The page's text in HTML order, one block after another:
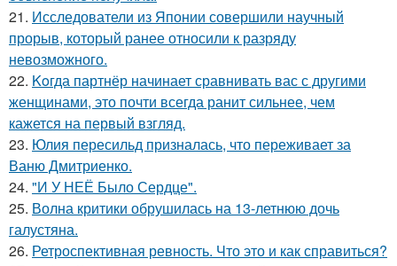
21. Исследователи из Японии совершили научный
прорыв, который ранее относили к разряду
невозможного.
22. Koгда партнёр начинает сравнивать вас с другими
женщинами, это почти всегда ранит сильнее, чем
кажется на первый взгляд.
23. Юлия пересильд призналась, что переживает за
Ваню Дмитриенко.
24. "И У НЕЁ Было Сердце".
25. Волна критики обрушилась на 13-летнюю дочь
галустяна.
26. Ретроспективная ревность. Что это и как справиться?